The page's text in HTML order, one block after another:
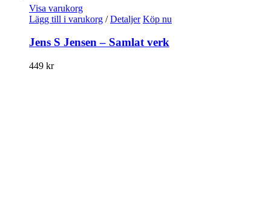
Visa varukorg
Lägg till i varukorg / Detaljer Köp nu
Jens S Jensen – Samlat verk
449 kr